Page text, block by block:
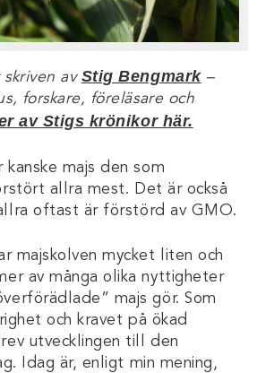
skriven av Stig Bengmark–
forskare, föreläsare och
av Stigs krönikor här.
majs den som
allra mest. Det är också
oftast är förstörd av GMO.
majskolven mycket liten och
av många olika nyttigheter
majs gör. Som
och kravet på ökad
utvecklingen till den
Idag är, enligt min mening,